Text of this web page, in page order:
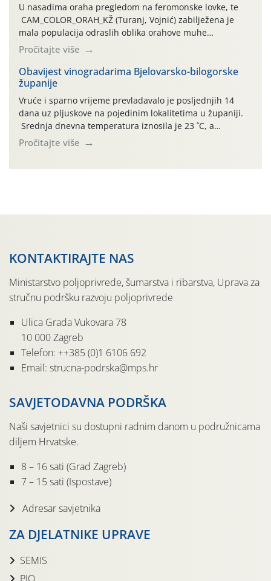
U nasadima oraha pregledom na feromonske lovke, te
CAM_COLOR_ORAH_KŽ (Turanj, Vojnić) zabilježena je
mala populacija odraslih oblika orahove muhe
(Rhagoletis completa). Niska brojnost može se objasniti
činjenicom da je riječ o mladim nasadima s vrlo malim
urodom, što je povezano i s manjim brojem prezimjelih
jedinki. U starijim nasadima, na žutim ljepljivim Rebell
pločama s […]
Pročitajte više
Obavijest vinogradarima Bjelovarsko-bilogorske
županije
Vruće i sparno vrijeme prevladavalo je posljednjih 14
dana uz pljuskove na pojedinim lokalitetima u županiji.
Srednja dnevna temperatura iznosila je 23 ˚C, a
maksimalne su posljednjih dana dosezale do 35 ˚C.
Simptome plamenjače vinove loze (Plasmoparas
Pročitajte više
KONTAKTIRAJTE NAS
Ministarstvo poljoprivrede, šumarstva i ribarstva, Uprava za
stručnu podršku razvoju poljoprivrede
Ulica Grada Vukovara 78
10 000 Zagreb
Telefon: ++385 (0)1 6106 692
Email: strucna-podrska@mps.hr
SAVJETODAVNA PODRŠKA
Naši savjetnici su dostupni radnim danom u podružnicama
diljem Hrvatske.
8 – 16 sati (Grad Zagreb)
7 – 15 sati (Ispostave)
Adresar savjetnika
ZA DJELATNIKE UPRAVE
SEMIS